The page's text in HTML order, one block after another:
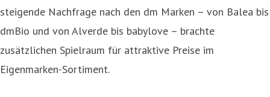
steigende Nachfrage nach den dm Marken – von Balea bis
dmBio und von Alverde bis babylove – brachte
zusätzlichen Spielraum für attraktive Preise im
Eigenmarken-Sortiment.